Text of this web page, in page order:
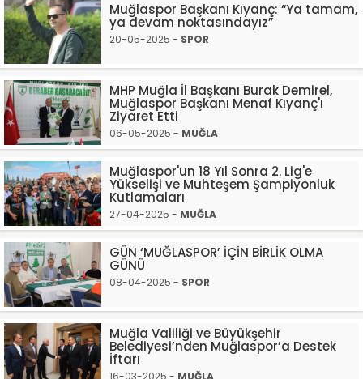
Muğlaspor Başkanı Kıyanç: “Ya tamam,
ya devam noktasındayız”
20-05-2025 - SPOR
MHP Muğla İl Başkanı Burak Demirel,
Muğlaspor Başkanı Menaf Kıyanç'ı
Ziyaret Etti
06-05-2025 - MUĞLA
Muğlaspor'un 18 Yıl Sonra 2. Lig'e
Yükselişi ve Muhteşem Şampiyonluk
Kutlamaları
27-04-2025 - MUĞLA
GÜN ‘MUĞLASPOR’ İÇİN BİRLİK OLMA
GÜNÜ
08-04-2025 - SPOR
Muğla Valiliği ve Büyükşehir
Belediyesi’nden Muğlaspor’a Destek
İftarı
16-03-2025 - MUĞLA